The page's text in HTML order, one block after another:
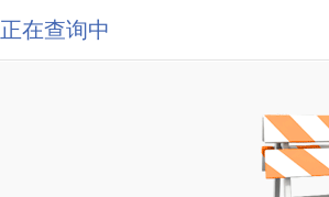
正在查询中